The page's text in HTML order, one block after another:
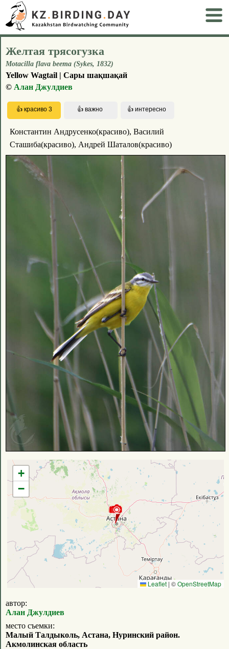
Желтая трясогузка
Motacilla flava beema (Sykes, 1832)
Yellow Wagtail | Сары шақшақай
© Алан Джулдиев
Константин Андрусенко(красиво), Василий
Сташиба(красиво), Андрей Шаталов(красиво)
+
−
Leaflet | ©OpenStreetMap
автор:
Алан Джулдиев
место съемки:
Малый Талдыколь, Астана, Нуринский район.
Акмолинская область